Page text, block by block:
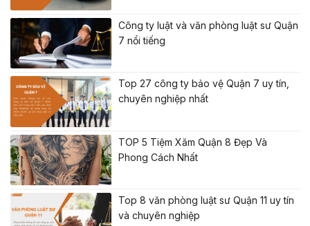
Công ty luật và văn phòng luật sư Quận
7 nổi tiếng
Top 27 công ty bảo vệ Quận 7 uy tín,
chuyên nghiệp nhất
TOP 5 Tiệm Xăm Quận 8 Đẹp Và
Phong Cách Nhất
Top 8 văn phòng luật sư Quận 11 uy tín
và chuyên nghiệp